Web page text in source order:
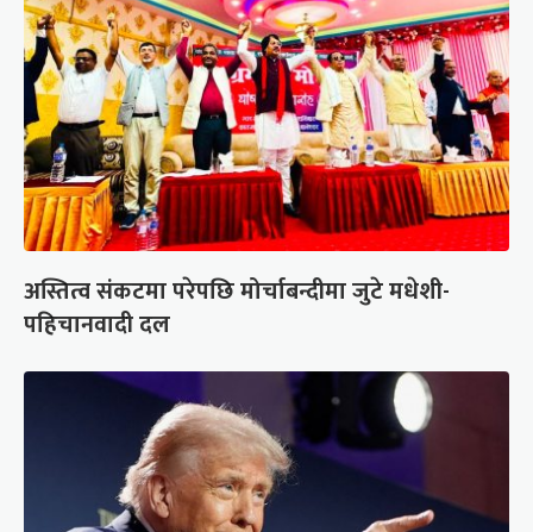
अस्तित्व संकटमा परेपछि मोर्चाबन्दीमा जुटे मधेशी-
पहिचानवादी दल